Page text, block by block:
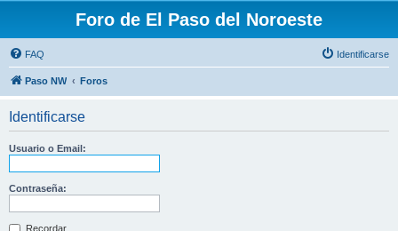
Foro de El Paso del Noroeste
FAQ Identificarse
Paso NW Foros
Identificarse
Usuario o Email:
Contraseña:
Recordar